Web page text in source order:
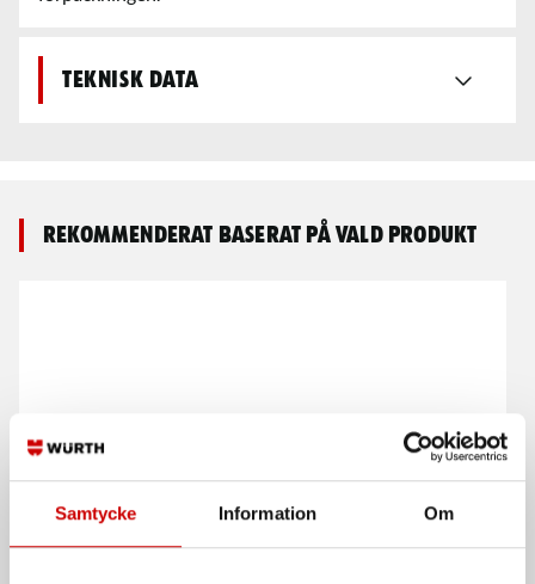
Samtycke Information Om
Teknisk data
Rekommenderat baserat på vald produkt
Aluminiumlist golv
1470mm
Golv Ford Custom
L1, L2